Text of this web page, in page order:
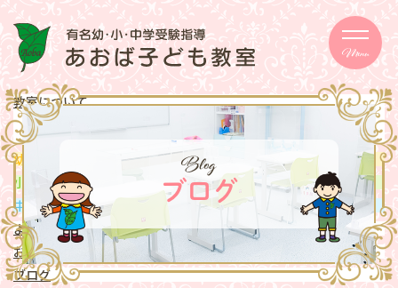
Menu
教室について
メッセージ 取り組み
幼児
school
小学生クラス
school中学生クラス
よくある質問
お知らせ
ブログ
Blog
ブログ